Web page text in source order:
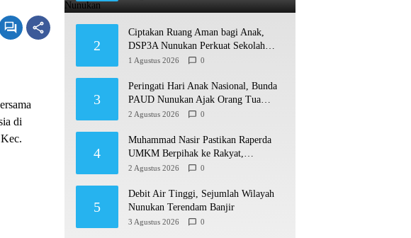
di
2
Ciptakan Ruang Aman bagi Anak,
DSP3A Nunukan Perkuat Sekolah
Ramah Anak
1 Agustus 2026 0
3
Peringati Hari Anak Nasional, Bunda
PAUD Nunukan Ajak Orang Tua
Biasakan Anak Gemar Berolahraga
2 Agustus 2026 0
4
Muhammad Nasir Pastikan Raperda
UMKM Berpihak ke Rakyat,
Permudah Usaha hingga Perluas Pasar
2 Agustus 2026 0
5
Debit Air Tinggi, Sejumlah Wilayah
Nunukan Terendam Banjir
3 Agustus 2026 0